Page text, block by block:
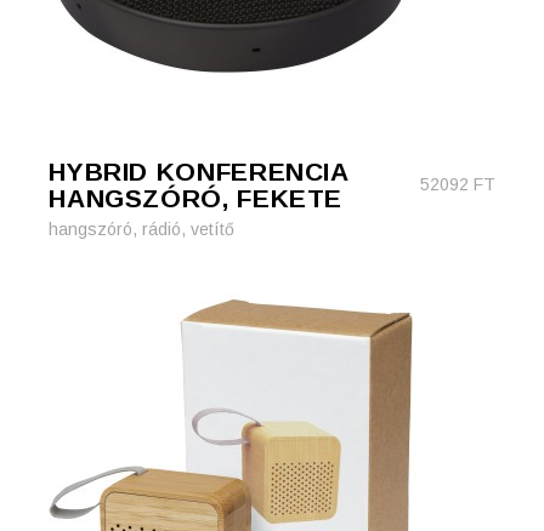
HYBRID KONFERENCIA
HANGSZÓRÓ, FEKETE
52092 FT
hangszóró, rádió, vetítő